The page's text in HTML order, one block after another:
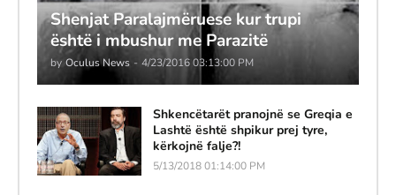
Shenjat Paralajmëruese kur trupi
është i mbushur me Parazitë
by Oculus News - 4/23/2016 03:13:00 PM
Shkencëtarët pranojnë se Greqia e
Lashtë është shpikur prej tyre,
kërkojnë falje?!
5/13/2018 01:14:00 PM